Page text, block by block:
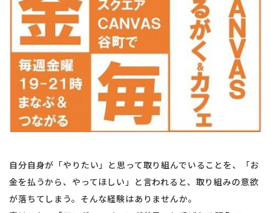
自分自身が「やりたい」と思って取り組んでいることを、「お
金を払うから、やってほしい」と言われると、取り組みの意欲
が落ちてしまう。そんな経験はありませんか。